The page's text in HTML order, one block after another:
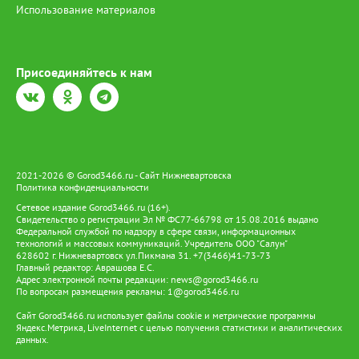
Использование материалов
Присоединяйтесь к нам
2021-2026 © Gorod3466.ru - Сайт Нижневартовска
Политика конфиденциальности
Сетевое издание Gorod3466.ru (16+).
Свидетельство о регистрации Эл № ФС77-66798 от 15.08.2016 выдано
Федеральной службой по надзору в сфере связи, информационных
технологий и массовых коммуникаций. Учредитель ООО "Салун"
628602 г. Нижневартовск ул.Пикмана 31. +7(3466)41-73-73
Главный редактор: Аврашова Е.С.
Адрес электронной почты редакции: news@gorod3466.ru
По вопросам размещения рекламы: 1@gorod3466.ru
Сайт Gorod3466.ru использует файлы cookie и метрические программы
Яндекс.Метрика, LiveInternet с целью получения статистики и аналитических
данных.